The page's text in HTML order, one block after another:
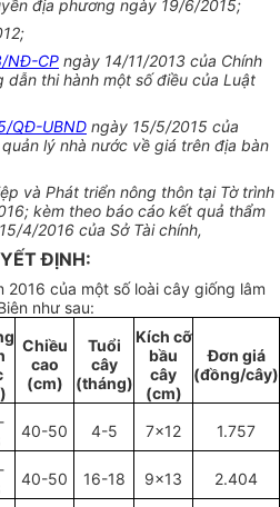
địa phương ngày 19/6/2015;
NĐ-CP ngày 14/11/2013 của Chính
thi hành một số điều của Luật
QĐ-UBND ngày 15/5/2015 của
lý nhà nước về giá trên địa bàn
và Phát triển nông thôn tại Tờ trình
kèm theo báo cáo kết quả thẩm
4/2016 của Sở Tài chính,
ĐỊNH:
2016 của một số loài cây giống lâm
như sau:
Chiều
cao
(cm)
Tuổi
cây
(tháng)
Kích cỡ
bầu
cây
(cm)
Đơn giá
(đồng/cây)
40-50 4-5 7x12 1.757
40-50 16-18 9x13 2.404